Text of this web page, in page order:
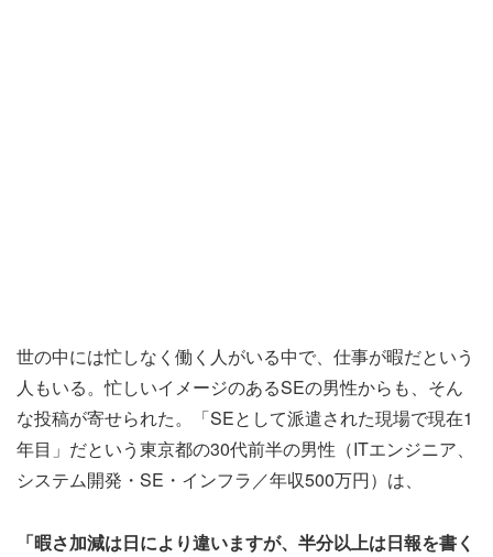
世の中には忙しなく働く人がいる中で、仕事が暇だという
人もいる。忙しいイメージのあるSEの男性からも、そん
な投稿が寄せられた。「SEとして派遣された現場で現在1
年目」だという東京都の30代前半の男性（ITエンジニア、
システム開発・SE・インフラ／年収500万円）は、
「暇さ加減は日により違いますが、半分以上は日報を書く